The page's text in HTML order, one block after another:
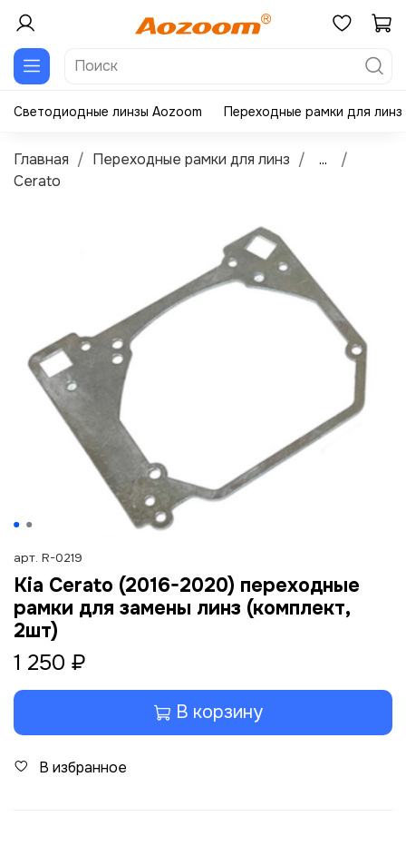
Светодиодные линзы Aozoom Переходные рамки для линз
Главная Переходные рамки для линз
...
Cerato
арт. R-0219
Kia Cerato (2016-2020) переходные
рамки для замены линз (комплект,
2шт)
1 250 ₽
В корзину
В избранное